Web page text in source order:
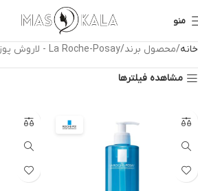
منو
خانه محصول برند La Roche-Posay - لاروش پوزای
مشاهده فیلترها